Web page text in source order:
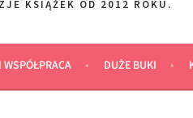
KSIĄŻEK OD 2012 ROKU.
DUŻE BUKI